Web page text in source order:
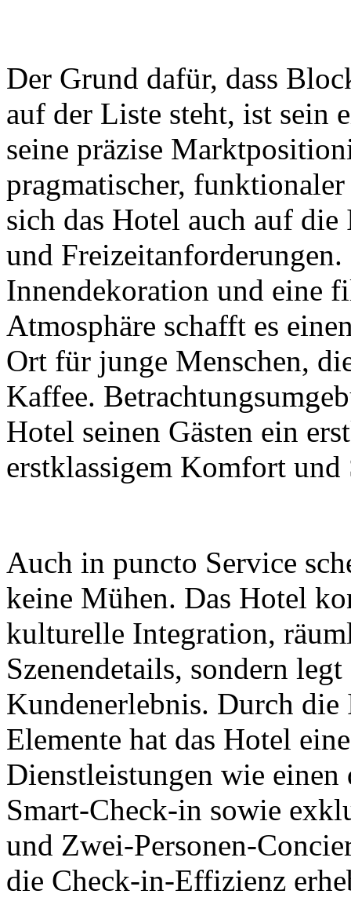
Der Grund dafür, dass
auf der Liste steht, ist sein
seine präzise
pragmatischer,
sich das Hotel auch auf
und
Innendekoration und eine
Atmosphäre schafft es
Ort für junge Menschen,
Kaffee.
Hotel seinen Gästen ein
erstklassigem Komfort
Auch in puncto Service
keine Mühen. Das Hotel
kulturelle Integration,
Szenendetails, sondern
Kundenerlebnis. Durch
Elemente hat das Hotel
Dienstleistungen wie
Smart-Check-in sowie
und Zwei-Personen-
die Check-in-Effizienz